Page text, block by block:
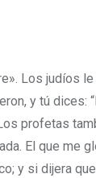
Los judíos le
y tú dices:
profetas
El que me
y si dijera